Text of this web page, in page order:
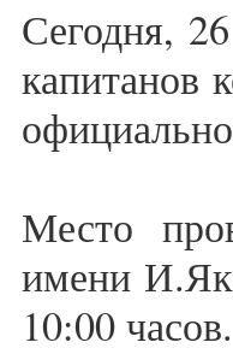
Сегодня,
капитанов
Место
имени
10:00